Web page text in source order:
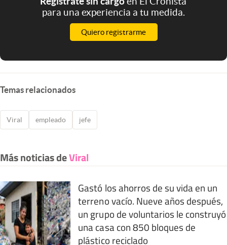
para una experiencia a tu medida.
Quiero registrarme
Temas relacionados
Viral empleado jefe
Más noticias deViral
Gastó los ahorros de su vida en un
terreno vacío. Nueve años después,
un grupo de voluntarios le construyó
una casa con 850 bloques de
plástico reciclado